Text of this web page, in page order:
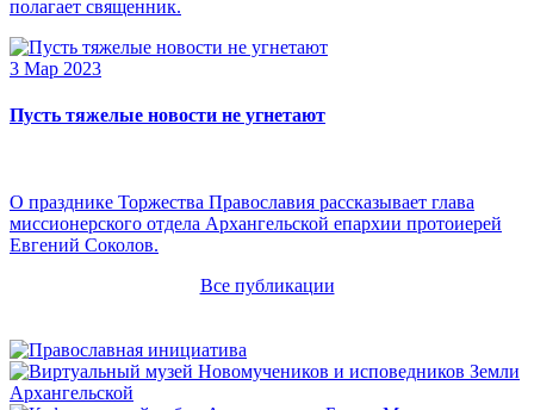
полагает священник.
3 Мар 2023
Пусть тяжелые новости не угнетают
О празднике Торжества Православия рассказывает глава
миссионерского отдела Архангельской епархии протоиерей
Евгений Соколов.
Все публикации